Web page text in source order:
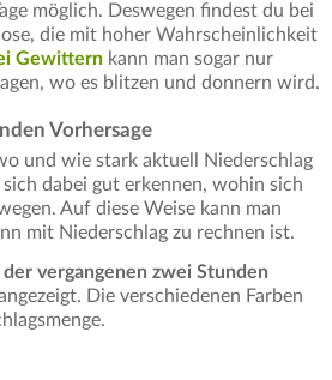
möglich. Deswegen findest du bei
die mit hoher Wahrscheinlichkeit
Gewittern kann man sogar nur
wo es blitzen und donnern wird.
Vorhersage
und wie stark aktuell Niederschlag
dabei gut erkennen, wohin sich
Auf diese Weise kann man
mit Niederschlag zu rechnen ist.
der vergangenen zwei Stunden
Die verschiedenen Farben